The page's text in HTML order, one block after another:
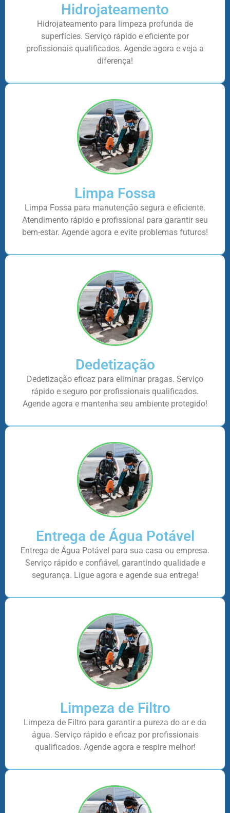
Hidrojateamento
Hidrojateamento para limpeza profunda de
superfícies. Serviço rápido e eficiente por
profissionais qualificados. Agende agora e veja a
diferença!
Limpa Fossa
Limpa Fossa para manutenção segura e eficiente.
Atendimento rápido e profissional para garantir seu
bem-estar. Agende agora e evite problemas futuros!
Dedetização
Dedetização eficaz para eliminar pragas. Serviço
rápido e seguro por profissionais qualificados.
Agende agora e mantenha seu ambiente protegido!
Entrega de Água Potável
Entrega de Água Potável para sua casa ou empresa.
Serviço rápido e confiável, garantindo qualidade e
segurança. Ligue agora e agende sua entrega!
Limpeza de Filtro
Limpeza de Filtro para garantir a pureza do ar e da
água. Serviço rápido e eficaz por profissionais
qualificados. Agende agora e respire melhor!